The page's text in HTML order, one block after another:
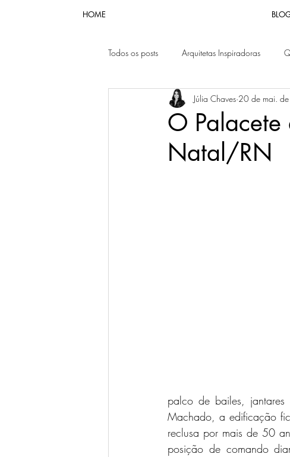
HOME
Todos os posts Arquitetas Inspiradoras
O
Natal/RN
Júlia Chaves 20 de mai.
palco de bailes,
Machado, a edificação
reclusa por mais de 50
posição de comando